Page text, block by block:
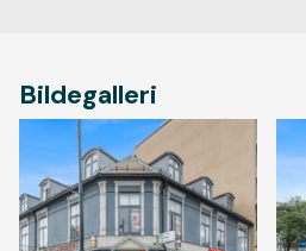
Bildegalleri